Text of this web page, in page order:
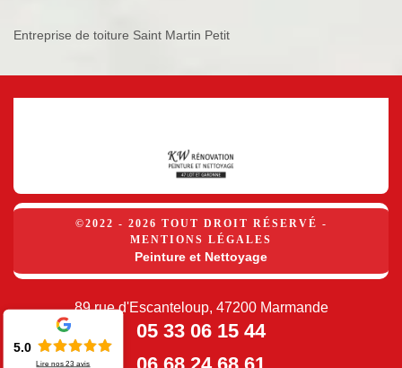
Entreprise de toiture Saint Martin Petit
©2022 - 2026 TOUT DROIT RÉSERVÉ -
MENTIONS LÉGALES
Peinture et Nettoyage
89 rue d'Escanteloup, 47200 Marmande
05 33 06 15 44
5.0
Lire nos23 avis